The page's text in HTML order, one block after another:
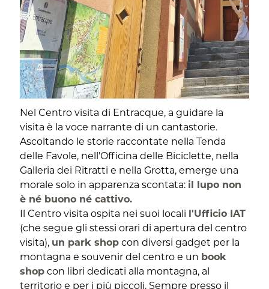
Nel Centro visita di Entracque, a guidare la
visita è la voce narrante di un cantastorie.
Ascoltando le storie raccontate nella Tenda
delle Favole, nell'Officina delle Biciclette, nella
Galleria dei Ritratti e nella Grotta, emerge una
morale solo in apparenza scontata: il lupo non
è né buono né cattivo.
Il Centro visita ospita nei suoi locali l'Ufficio IAT
(che segue gli stessi orari di apertura del centro
visita), un park shop con diversi gadget per la
montagna e souvenir del centro e un book
shop con libri dedicati alla montagna, al
territorio e per i più piccoli. Sempre presso il